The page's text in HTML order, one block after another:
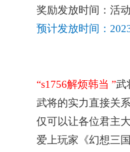
奖励发放时间：活
预计发放时间：
“s1756解烦韩当”武
武将的实力直接关
仅可以让各位君主
爱上玩家《幻想三